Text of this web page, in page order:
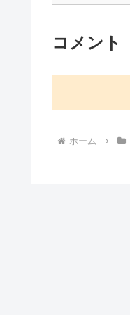
コメント
ホーム